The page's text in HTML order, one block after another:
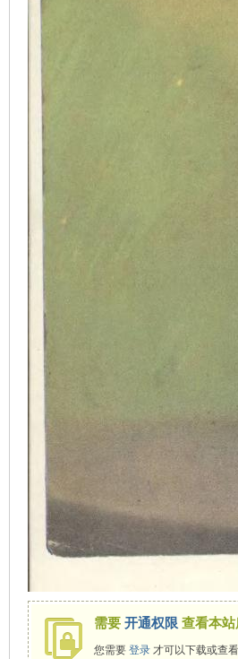
需要 开通权限 查看本
您需要 登录才可以下载或查